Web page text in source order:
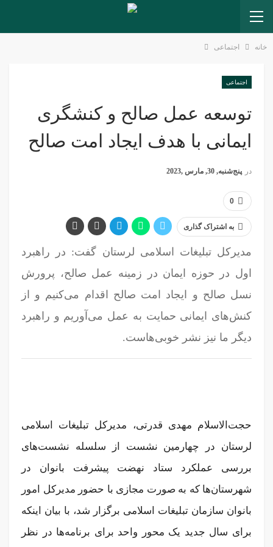
خانه اجتماعی
اجتماعی
توسعه عمل صالح و کنشگری
ایمانی با هدف ایجاد امت صالح
در پنج‌شنبه, 30, مارس ,2023
0
به اشتراک گذاری
مدیرکل تبلیغات اسلامی لرستان گفت: در راهبرد
اول در حوزه ایمان در زمینه عمل صالح، پرورش
نسل صالح و ایجاد امت صالح اقدام می‌کنیم و از
کنش‌های ایمانی حمایت به عمل می‌آوریم و راهبرد
دیگر ما نیز نشر خوبی‌هاست.
حجت‌الاسلام مهدی قدرتی، مدیرکل تبلیغات اسلامی
لرستان در چهارمین نشست از سلسله نشست‌های
بررسی عملکرد ستاد نهضت پیشرفت بانوان در
شهرستان‌ها که به صورت مجازی با حضور مدیرکل امور
بانوان سازمان تبلیغات اسلامی برگزار شد، با بیان اینکه
برای سال جدید یک محور واحد برای برنامه‌ها در نظر